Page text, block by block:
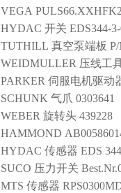
VEGA
HYDAC 开关 EDS344-
TUTHILL 真空泵端板
WEIDMULLER 压线工
PARKER 伺服电机驱动
SCHUNK 气爪 0303641
WEBER 旋转头 439228
HAMMOND
HYDAC 传感器 EDS
SUCO 压力开关
MTS 传感器